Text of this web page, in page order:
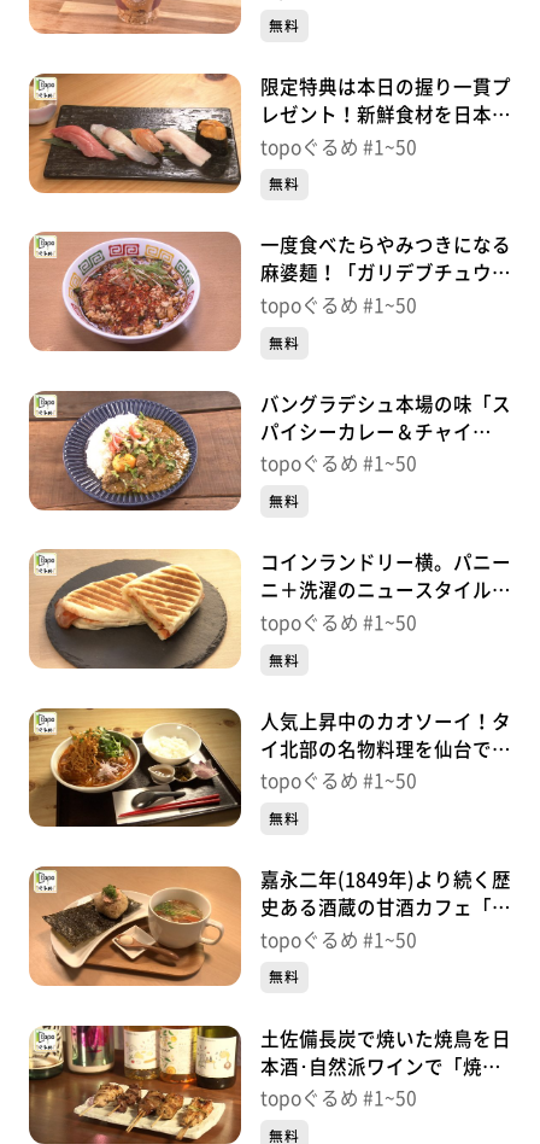
無料
限定特典は本日の握り一貫プ
レゼント！新鮮食材を日本酒
と「鮨 喜福」（青葉区立
topoぐるめ #1~50
無料
一度食べたらやみつきになる
麻婆麺！「ガリデブチュウ」
（若林区河原町）＃
topoぐるめ #1~50
無料
バングラデシュ本場の味「ス
パイシーカレー＆チャイ
Halal Hub」（青葉区柏木）
topoぐるめ #1~50
無料
コインランドリー横。パニー
ニ＋洗濯のニュースタイル！
「PaniCraft」（若林区荒
topoぐるめ #1~50
無料
人気上昇中のカオソーイ！タ
イ北部の名物料理を仙台で
「カオソイ食堂」（若林区荒
topoぐるめ #1~50
無料
嘉永二年(1849年)より続く歴
史ある酒蔵の甘酒カフェ「森
民茶房」（若林区荒町）＃
topoぐるめ #1~50
無料
土佐備長炭で焼いた焼鳥を日
本酒･自然派ワインで「焼鳥
まるみ」（青葉区国分町）＃
topoぐるめ #1~50
無料